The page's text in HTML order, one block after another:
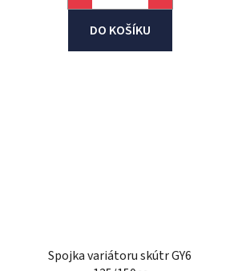
DO KOŠÍKU
Spojka variátoru skútr GY6